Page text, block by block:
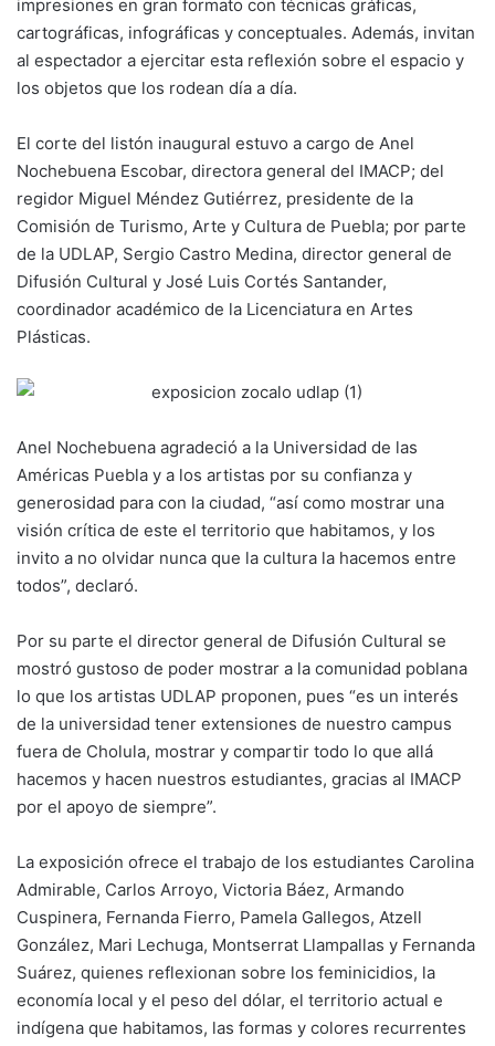
impresiones en gran formato con técnicas gráficas,
cartográficas, infográficas y conceptuales. Además, invitan
al espectador a ejercitar esta reflexión sobre el espacio y
los objetos que los rodean día a día.
El corte del listón inaugural estuvo a cargo de Anel
Nochebuena Escobar, directora general del IMACP; del
regidor Miguel Méndez Gutiérrez, presidente de la
Comisión de Turismo, Arte y Cultura de Puebla; por parte
de la UDLAP, Sergio Castro Medina, director general de
Difusión Cultural y José Luis Cortés Santander,
coordinador académico de la Licenciatura en Artes
Plásticas.
Anel Nochebuena agradeció a la Universidad de las
Américas Puebla y a los artistas por su confianza y
generosidad para con la ciudad, “así como mostrar una
visión crítica de este el territorio que habitamos, y los
invito a no olvidar nunca que la cultura la hacemos entre
todos”, declaró.
Por su parte el director general de Difusión Cultural se
mostró gustoso de poder mostrar a la comunidad poblana
lo que los artistas UDLAP proponen, pues “es un interés
de la universidad tener extensiones de nuestro campus
fuera de Cholula, mostrar y compartir todo lo que allá
hacemos y hacen nuestros estudiantes, gracias al IMACP
por el apoyo de siempre”.
La exposición ofrece el trabajo de los estudiantes Carolina
Admirable, Carlos Arroyo, Victoria Báez, Armando
Cuspinera, Fernanda Fierro, Pamela Gallegos, Atzell
González, Mari Lechuga, Montserrat Llampallas y Fernanda
Suárez, quienes reflexionan sobre los feminicidios, la
economía local y el peso del dólar, el territorio actual e
indígena que habitamos, las formas y colores recurrentes